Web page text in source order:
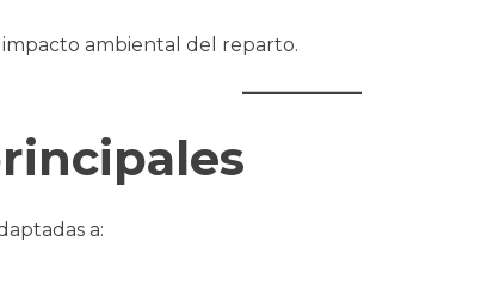
impacto ambiental del reparto.
a: